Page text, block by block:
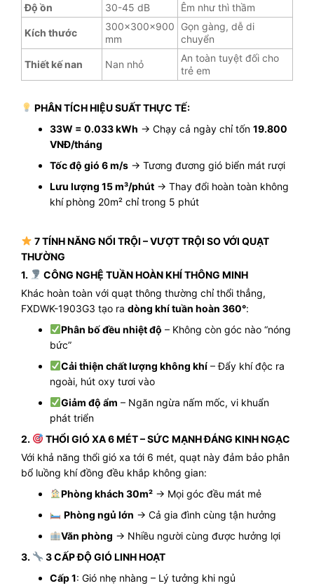
Độ ồn
30-45 dB Êm như thì thầm
Kích thước
300×300×900
mm
Gọn gàng, dễ di
chuyển
Thiết kế nan Nan nhỏ
An toàn tuyệt đối cho
trẻ em
PHÂN TÍCH HIỆU SUẤT THỰC TẾ:
33W = 0.033 kWh → Chạy cả ngày chỉ tốn19.800
VNĐ/tháng
Tốc độ gió 6 m/s → Tương đương gió biển mát rượi
Lưu lượng 15 m³/phút → Thay đổi hoàn toàn không
khí phòng 20m² chỉ trong 5 phút
7 TÍNH NĂNG NỔI TRỘI – VƯỢT TRỘI SO VỚI QUẠT
THƯỜNG
1.
CÔNG NGHỆ TUẦN HOÀN KHÍ THÔNG MINH
Khác hoàn toàn với quạt thông thường chỉ thổi thẳng,
FXDWK-1903G3 tạo ra dòng khí tuần hoàn 360°:
Phân bố đều nhiệt độ – Không còn góc nào “nóng
bức”
Cải thiện chất lượng không khí – Đẩy khí độc ra
ngoài, hút oxy tươi vào
Giảm độ ẩm – Ngăn ngừa nấm mốc, vi khuẩn
phát triển
2.
THỔI GIÓ XA 6 MÉT – SỨC MẠNH ĐÁNG KINH NGẠC
Với khả năng thổi gió xa tới 6 mét, quạt này đảm bảo phân
bổ luồng khí đồng đều khắp không gian:
Phòng khách 30m² → Mọi góc đều mát mẻ
Phòng ngủ lớn → Cả gia đình cùng tận hưởng
Văn phòng → Nhiều người cùng được hưởng lợi
3.
3 CẤP ĐỘ GIÓ LINH HOẠT
Cấp 1: Gió nhẹ nhàng – Lý tưởng khi ngủ